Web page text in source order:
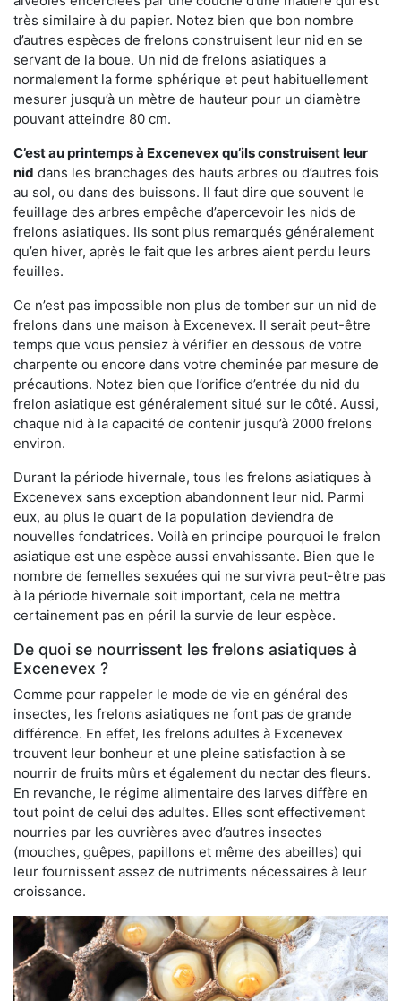
très similaire à du papier. Notez bien que bon nombre
d’autres espèces de frelons construisent leur nid en se
servant de la boue. Un nid de frelons asiatiques a
normalement la forme sphérique et peut habituellement
mesurer jusqu’à un mètre de hauteur pour un diamètre
pouvant atteindre 80 cm.
C’est au printemps à Excenevex qu’ils construisent leur
nid dans les branchages des hauts arbres ou d’autres fois
au sol, ou dans des buissons. Il faut dire que souvent le
feuillage des arbres empêche d’apercevoir les nids de
frelons asiatiques. Ils sont plus remarqués généralement
qu’en hiver, après le fait que les arbres aient perdu leurs
feuilles.
Ce n’est pas impossible non plus de tomber sur un nid de
frelons dans une maison à Excenevex. Il serait peut-être
temps que vous pensiez à vérifier en dessous de votre
charpente ou encore dans votre cheminée par mesure de
précautions. Notez bien que l’orifice d’entrée du nid du
frelon asiatique est généralement situé sur le côté. Aussi,
chaque nid à la capacité de contenir jusqu’à 2000 frelons
environ.
Durant la période hivernale, tous les frelons asiatiques à
Excenevex sans exception abandonnent leur nid. Parmi
eux, au plus le quart de la population deviendra de
nouvelles fondatrices. Voilà en principe pourquoi le frelon
asiatique est une espèce aussi envahissante. Bien que le
nombre de femelles sexuées qui ne survivra peut-être pas
à la période hivernale soit important, cela ne mettra
certainement pas en péril la survie de leur espèce.
De quoi se nourrissent les frelons asiatiques à
Excenevex ?
Comme pour rappeler le mode de vie en général des
insectes, les frelons asiatiques ne font pas de grande
différence. En effet, les frelons adultes à Excenevex
trouvent leur bonheur et une pleine satisfaction à se
nourrir de fruits mûrs et également du nectar des fleurs.
En revanche, le régime alimentaire des larves diffère en
tout point de celui des adultes. Elles sont effectivement
nourries par les ouvrières avec d’autres insectes
(mouches, guêpes, papillons et même des abeilles) qui
leur fournissent assez de nutriments nécessaires à leur
croissance.